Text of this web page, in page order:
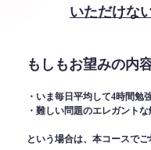
いただけな
もしもお望みの内容
・いま毎日平均して4時間勉
・難しい問題のエレガント
という場合は、本コースで